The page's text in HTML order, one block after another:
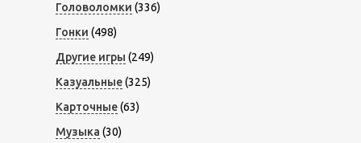
Головоломки (336)
Гонки (498)
Другие игры (249)
Казуальные(325)
Карточные(63)
Музыка (30)